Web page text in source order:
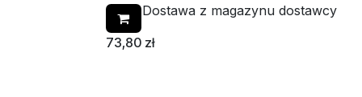
Dostawa z magazynu dostawcy
73,80 zł